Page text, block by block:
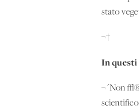
stato
¬†
In questi
¬´Non √®